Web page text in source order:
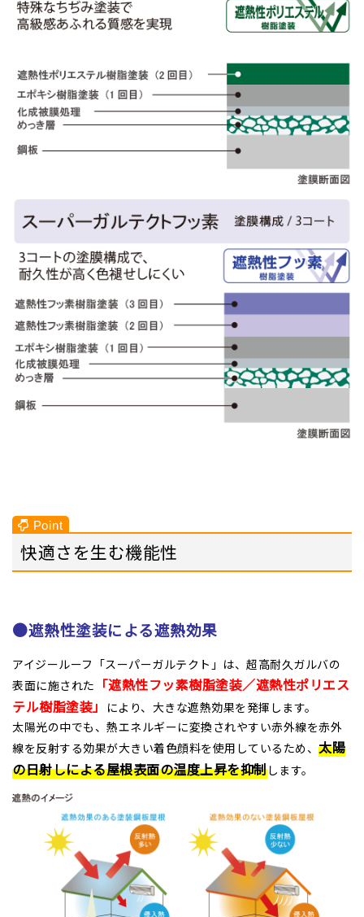
快適さを生む機能性
●遮熱性塗装による遮熱効果
アイジールーフ「スーパーガルテクト」は、超高耐久ガルバの
表面に施された 「遮熱性フッ素樹脂塗装／遮熱性ポリエス
テル樹脂塗装」
により、大きな遮熱効果を発揮します。
太陽光の中でも、熱エネルギーに変換されやすい赤外線を赤外
線を反射する効果が大きい着色顔料を使用しているため、 太陽
の日射しによる屋根表面の温度上昇を抑制します。